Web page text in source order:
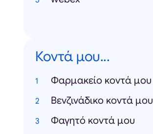
Κοντά μου...
Φαρμακείο κοντά μου
Βενζινάδικο κοντά μου
Φαγητό κοντά μου